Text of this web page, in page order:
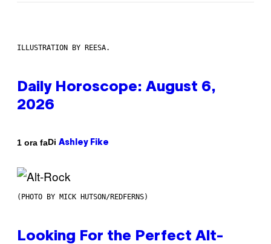
ILLUSTRATION BY REESA.
Daily Horoscope: August 6,
2026
1 ora faDi Ashley Fike
(PHOTO BY MICK HUTSON/REDFERNS)
Looking For the Perfect Alt-